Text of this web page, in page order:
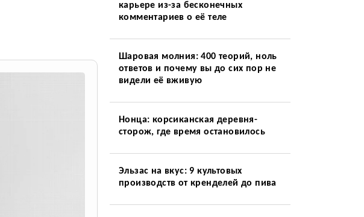
карьере из-за бесконечных
комментариев о её теле
Шаровая молния: 400 теорий, ноль
ответов и почему вы до сих пор не
видели её вживую
Нонца: корсиканская деревня-
сторож, где время остановилось
Эльзас на вкус: 9 культовых
производств от кренделей до пива